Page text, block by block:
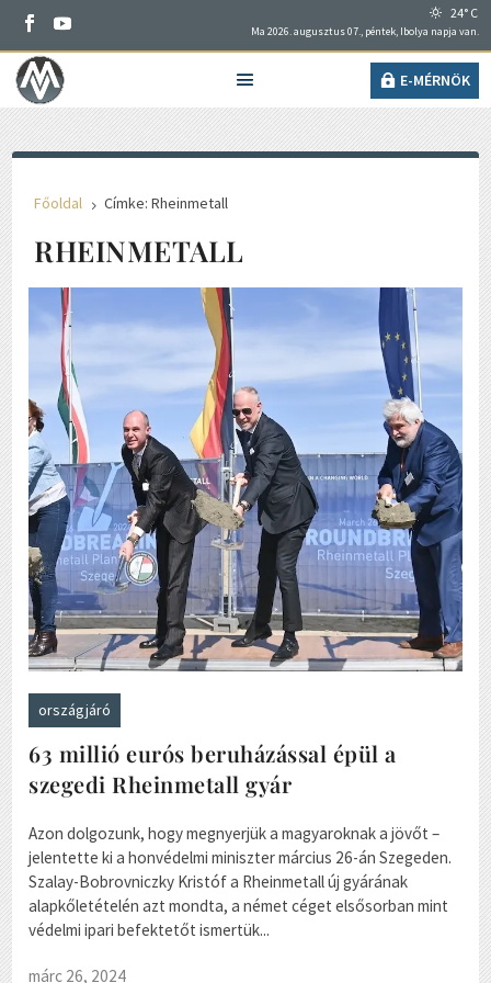
24° C
Ma 2026. augusztus 07., péntek, Ibolya napja van.
E-MÉRNÖK
Főoldal 5 Címke: Rheinmetall
RHEINMETALL
országjáró
63 millió eurós beruházással épül a
szegedi Rheinmetall gyár
Azon dolgozunk, hogy megnyerjük a magyaroknak a jövőt –
jelentette ki a honvédelmi miniszter március 26-án Szegeden.
Szalay-Bobrovniczky Kristóf a Rheinmetall új gyárának
alapkőletételén azt mondta, a német céget elsősorban mint
védelmi ipari befektetőt ismertük...
márc 26, 2024